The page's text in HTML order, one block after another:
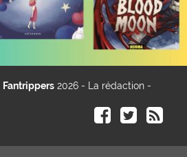
Fantrippers 2026 - La rédaction -